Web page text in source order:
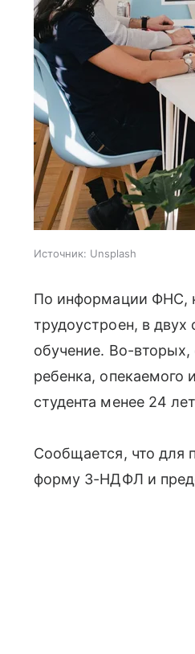
Источник: Unsplash
По информации ФНС,
трудоустроен, в двух
обучение. Во-вторых,
ребенка, опекаемого
студента менее 24
Сообщается, что для
форму 3-НДФЛ и